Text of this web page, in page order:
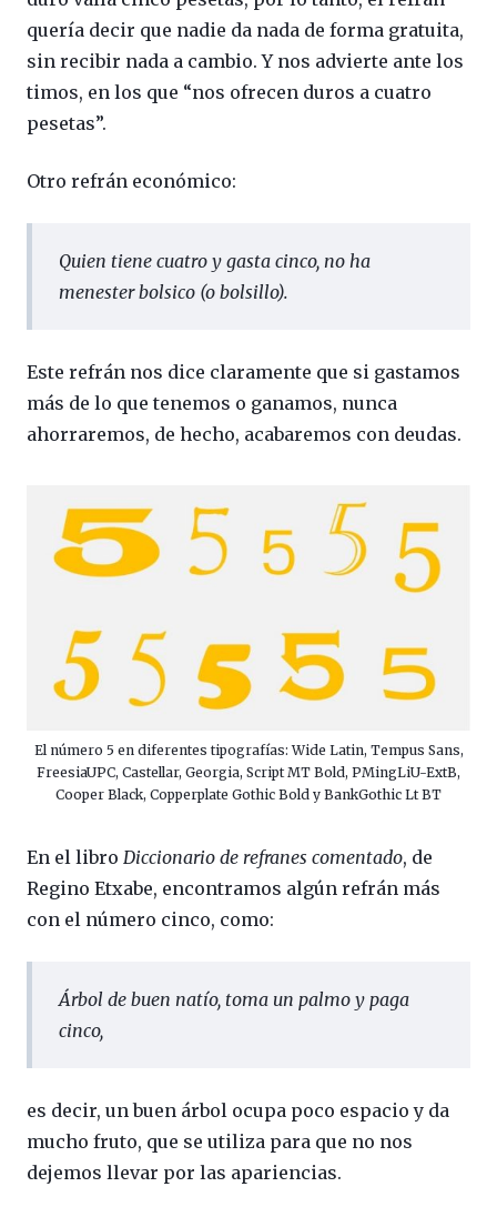
quería decir que nadie da nada de forma gratuita,
sin recibir nada a cambio. Y nos advierte ante los
timos, en los que “nos ofrecen duros a cuatro
pesetas”.
Otro refrán económico:
Quien tiene cuatro y gasta cinco, no ha
menester bolsico (o bolsillo).
Este refrán nos dice claramente que si gastamos
más de lo que tenemos o ganamos, nunca
ahorraremos, de hecho, acabaremos con deudas.
El número 5 en diferentes tipografías: Wide Latin, Tempus Sans,
FreesiaUPC, Castellar, Georgia, Script MT Bold, PMingLiU-ExtB,
Cooper Black, Copperplate Gothic Bold y BankGothic Lt BT
En el libro Diccionario de refranes comentado, de
Regino Etxabe, encontramos algún refrán más
con el número cinco, como:
Árbol de buen natío, toma un palmo y paga
cinco,
es decir, un buen árbol ocupa poco espacio y da
mucho fruto, que se utiliza para que no nos
dejemos llevar por las apariencias.